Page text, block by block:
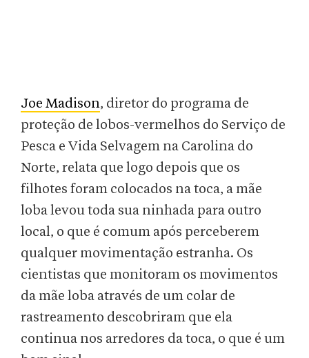
Joe Madison, diretor do programa de
proteção de lobos-vermelhos do Serviço de
Pesca e Vida Selvagem na Carolina do
Norte, relata que logo depois que os
filhotes foram colocados na toca, a mãe
loba levou toda sua ninhada para outro
local, o que é comum após perceberem
qualquer movimentação estranha. Os
cientistas que monitoram os movimentos
da mãe loba através de um colar de
rastreamento descobriram que ela
continua nos arredores da toca, o que é um